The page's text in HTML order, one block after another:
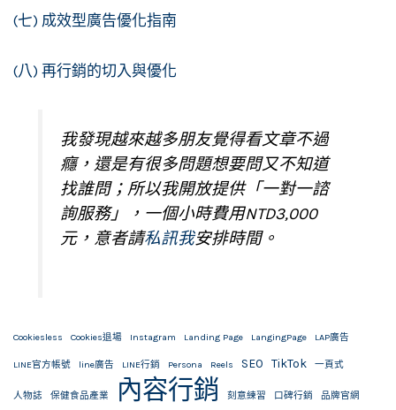
(七) 成效型廣告優化指南
(八) 再行銷的切入與優化
我發現越來越多朋友覺得看文章不過
癮，還是有很多問題想要問又不知道
找誰問；所以我開放提供「一對一諮
詢服務」，一個小時費用NTD3,000
元，意者請私訊我安排時間。
Cookiesless Cookies退場 Instagram Landing Page LangingPage LAP廣告
LINE官方帳號 line廣告 LINE行銷 Persona Reels SEO TikTok 一頁式
人物誌 保健食品產業 內容行銷 刻意練習 口碑行銷 品牌官網